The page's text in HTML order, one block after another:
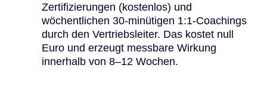
Zertifizierungen (kostenlos) und
wöchentlichen 30-minütigen 1:1-Coachings
durch den Vertriebsleiter. Das kostet null
Euro und erzeugt messbare Wirkung
innerhalb von 8–12 Wochen.